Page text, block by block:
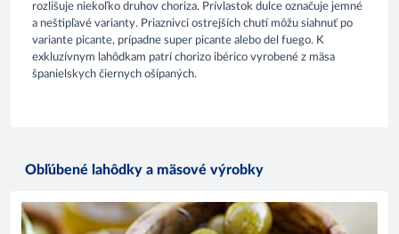
rozlišuje niekoľko druhov choriza. Prívlastok dulce označuje jemné
a neštipľavé varianty. Priaznivci ostrejších chutí môžu siahnuť po
variante picante, prípadne super picante alebo del fuego. K
exkluzívnym lahôdkam patrí chorizo ibérico vyrobené z mäsa
španielskych čiernych ošípaných.
Obľúbené lahôdky a mäsové výrobky